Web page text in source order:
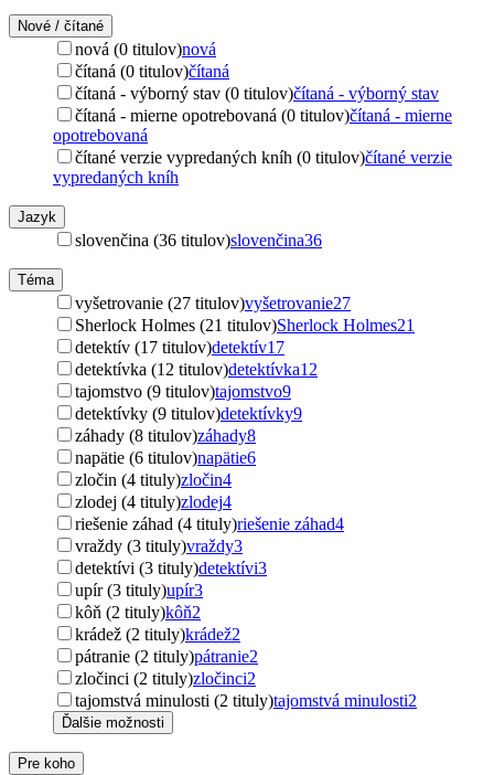
Nové / čítané
nová (0 titulov)nová
čítaná (0 titulov)čítaná
čítaná - výborný stav (0 titulov)čítaná - výborný stav
čítaná - mierne opotrebovaná (0 titulov)čítaná - mierne
opotrebovaná
čítané verzie vypredaných kníh (0 titulov)čítané verzie
vypredaných kníh
Jazyk
slovenčina (36 titulov)slovenčina36
Téma
vyšetrovanie (27 titulov)vyšetrovanie27
Sherlock Holmes (21 titulov)Sherlock Holmes21
detektív (17 titulov)detektív17
detektívka (12 titulov)detektívka12
tajomstvo (9 titulov)tajomstvo9
detektívky (9 titulov)detektívky9
záhady (8 titulov)záhady8
napätie (6 titulov)napätie6
zločin (4 tituly)zločin4
zlodej (4 tituly)zlodej4
riešenie záhad (4 tituly)riešenie záhad4
vraždy (3 tituly)vraždy3
detektívi (3 tituly)detektívi3
upír (3 tituly)upír3
kôň (2 tituly)kôň2
krádež (2 tituly)krádež2
pátranie (2 tituly)pátranie2
zločinci (2 tituly)zločinci2
tajomstvá minulosti (2 tituly)tajomstvá minulosti2
Ďalšie možnosti
Pre koho